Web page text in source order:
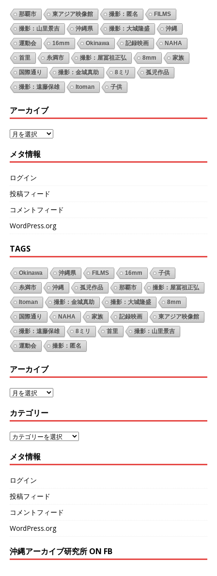
那覇市 東アジア映像館 撮影：匿名 FILMS
撮影：山里景吉 沖縄県 撮影：大城隆盛 沖縄
運動会 16mm Okinawa 記録映画 NAHA
首里 糸満市 撮影：屋冨祖正弘 8mm 家族
国際通り 撮影：金城真助 8ミリ 孤児作品
撮影：遠藤保雄 Itoman 子供
アーカイブ
メタ情報
ログイン
投稿フィード
コメントフィード
WordPress.org
TAGS
Okinawa 沖縄県 FILMS 16mm 子供
糸満市 沖縄 孤児作品 那覇市 撮影：屋冨祖正弘
Itoman 撮影：金城真助 撮影：大城隆盛 8mm
国際通り NAHA 家族 記録映画 東アジア映像館
撮影：遠藤保雄 8ミリ 首里 撮影：山里景吉
運動会 撮影：匿名
アーカイブ
カテゴリー
メタ情報
ログイン
投稿フィード
コメントフィード
WordPress.org
沖縄アーカイブ研究所 ON FB